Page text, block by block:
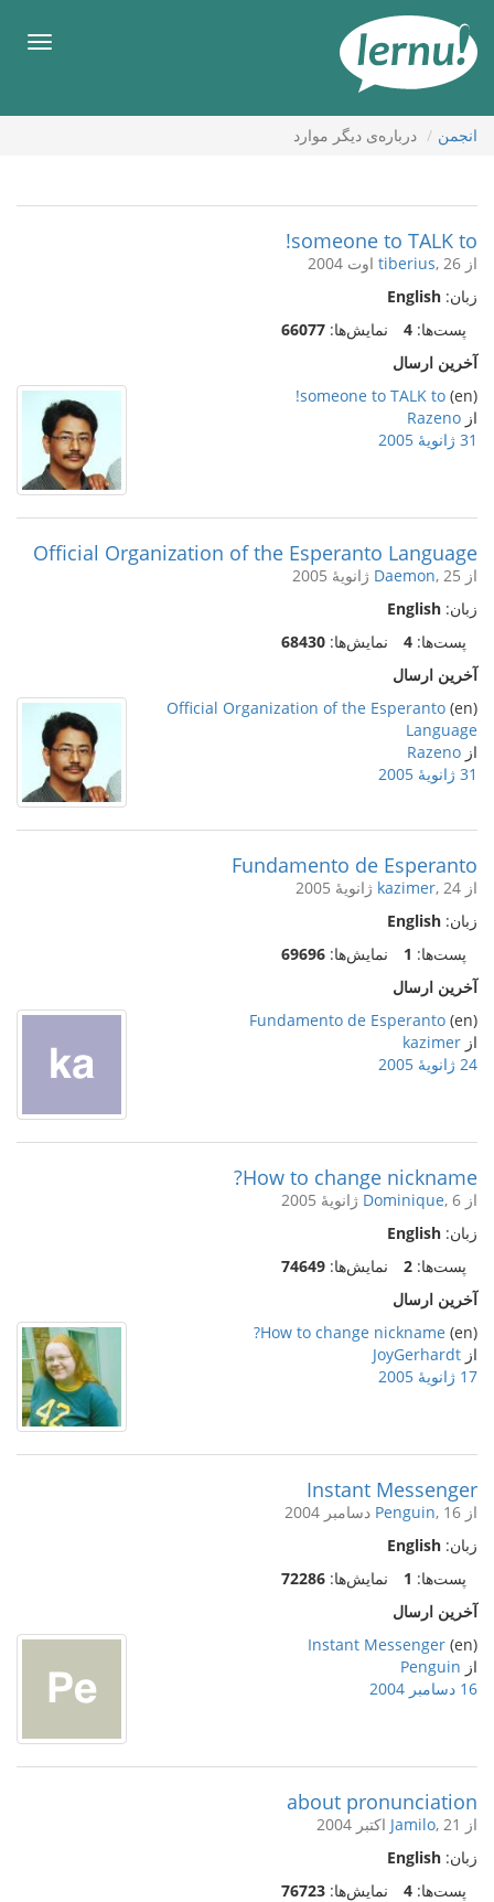
محتوا
انجمن درباره‌ی دیگر موارد
someone to TALK to!
از tiberius, 26 اوت 2004
زبان: English
پست‌ها: 4 نمایش‌ها: 66077
آخرین ارسال
(en)
someone to TALK to!
از Razeno
31 ژانویهٔ 2005
Official Organization of the Esperanto Language
از Daemon, 25 ژانویهٔ 2005
زبان: English
پست‌ها: 4 نمایش‌ها: 68430
آخرین ارسال
(en)
Official Organization of the Esperanto
Language
از Razeno
31 ژانویهٔ 2005
Fundamento de Esperanto
از kazimer, 24 ژانویهٔ 2005
زبان: English
پست‌ها: 1 نمایش‌ها: 69696
آخرین ارسال
(en)
Fundamento de Esperanto
از kazimer
24 ژانویهٔ 2005
How to change nickname?
از Dominique, 6 ژانویهٔ 2005
زبان: English
پست‌ها: 2 نمایش‌ها: 74649
آخرین ارسال
(en)
How to change nickname?
از JoyGerhardt
17 ژانویهٔ 2005
Instant Messenger
از Penguin, 16 دسامبر 2004
زبان: English
پست‌ها: 1 نمایش‌ها: 72286
آخرین ارسال
(en)
Instant Messenger
از Penguin
16 دسامبر 2004
about pronunciation
از Jamilo, 21 اکتبر 2004
زبان: English
پست‌ها: 4 نمایش‌ها: 76723